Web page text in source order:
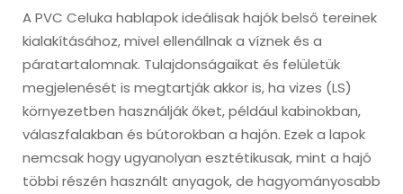
A PVC Celuka hablapok ideálisak hajók belső tereinek
kialakításához, mivel ellenállnak a víznek és a
páratartalomnak. Tulajdonságaikat és felületük
megjelenését is megtartják akkor is, ha vizes (LS)
környezetben használják őket, például kabinokban,
válaszfalakban és bútorokban a hajón. Ezek a lapok
nemcsak hogy ugyanolyan esztétikusak, mint a hajó
többi részén használt anyagok, de hagyományosabb